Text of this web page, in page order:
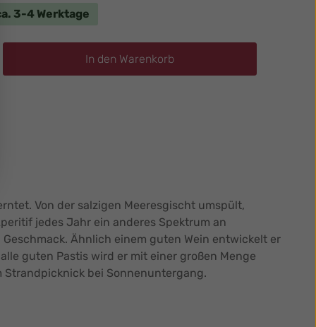
3-4 Werktage
den gewünschten Wert ein oder
In den Warenkorb
Von der salzigen Meeresgischt umspült,
jedes Jahr ein anderes Spektrum an
Ähnlich einem guten Wein entwickelt er
guten Pastis wird er mit einer großen Menge
Strandpicknick bei Sonnenuntergang.